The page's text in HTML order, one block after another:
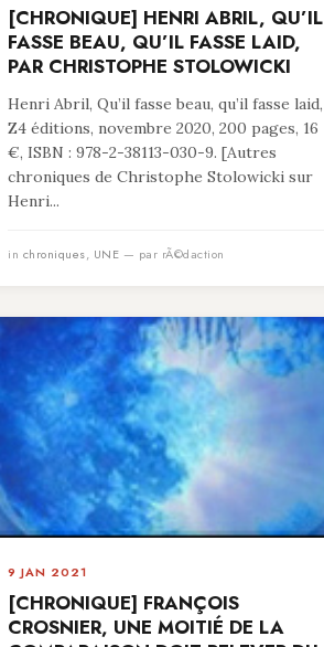
[CHRONIQUE] HENRI ABRIL, QU’IL
FASSE BEAU, QU’IL FASSE LAID,
PAR CHRISTOPHE STOLOWICKI
Henri Abril, Qu’il fasse beau, qu’il fasse laid,
Z4 éditions, novembre 2020, 200 pages, 16
€, ISBN : 978-2-38113-030-9. [Autres
chroniques de Christophe Stolowicki sur
Henri...
in chroniques, UNE — par rÃ©daction
9 JAN 2021
[CHRONIQUE] FRANÇOIS
CROSNIER, UNE MOITIÉ DE LA